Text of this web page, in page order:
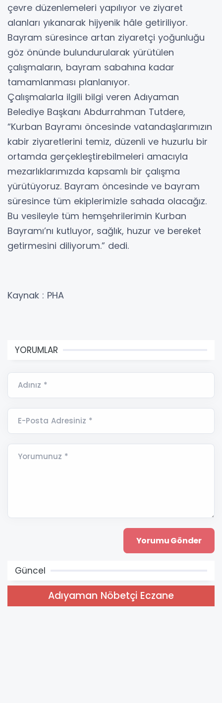
çevre düzenlemeleri yapılıyor ve ziyaret
alanları yıkanarak hijyenik hâle getiriliyor.
Bayram süresince artan ziyaretçi yoğunluğu
göz önünde bulundurularak yürütülen
çalışmaların, bayram sabahına kadar
tamamlanması planlanıyor.
Çalışmalarla ilgili bilgi veren Adıyaman
Belediye Başkanı Abdurrahman Tutdere,
“Kurban Bayramı öncesinde vatandaşlarımızın
kabir ziyaretlerini temiz, düzenli ve huzurlu bir
ortamda gerçekleştirebilmeleri amacıyla
mezarlıklarımızda kapsamlı bir çalışma
yürütüyoruz. Bayram öncesinde ve bayram
süresince tüm ekiplerimizle sahada olacağız.
Bu vesileyle tüm hemşehrilerimin Kurban
Bayramı’nı kutluyor, sağlık, huzur ve bereket
getirmesini diliyorum.” dedi.
Kaynak : PHA
YORUMLAR
Adınız *
E-Posta Adresiniz *
Yorumunuz *
Güncel
Adıyaman Nöbetçi Eczane